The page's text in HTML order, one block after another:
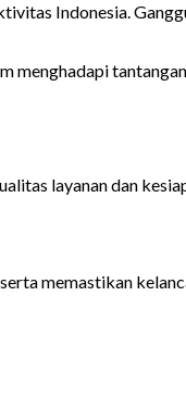
Indonesia.
menghadapi
layanan dan
memastikan